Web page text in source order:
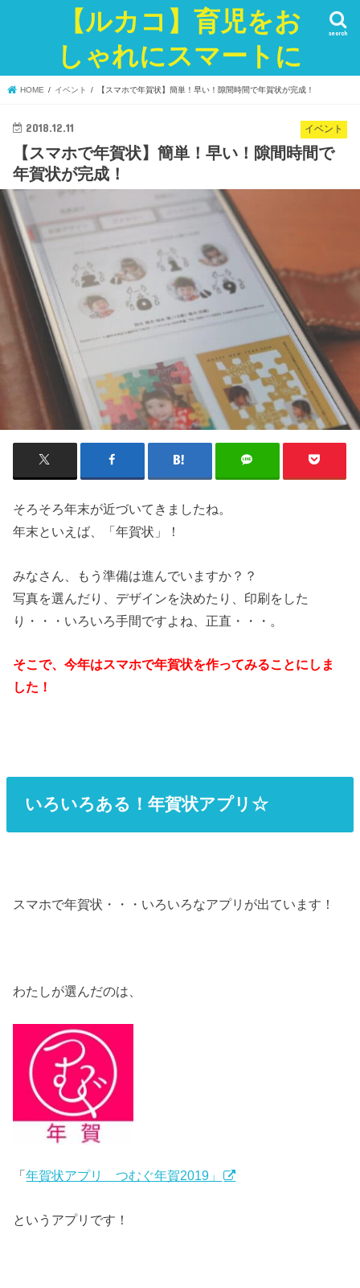
【ルカコ】育児をお
しゃれにスマートに
search
HOME イベント 【スマホで年賀状】簡単！早い！隙間時間で年賀状が完成！
イベント
2018.12.11
【スマホで年賀状】簡単！早い！隙間時間で
年賀状が完成！
そろそろ年末が近づいてきましたね。
年末といえば、「年賀状」！
みなさん、もう準備は進んでいますか？？
写真を選んだり、デザインを決めたり、印刷をした
り・・・いろいろ手間ですよね、正直・・・。
そこで、今年はスマホで年賀状を作ってみることにしま
した！
いろいろある！年賀状アプリ☆
スマホで年賀状・・・いろいろなアプリが出ています！
わたしが選んだのは、
「年賀状アプリ つむぐ年賀2019」
というアプリです！